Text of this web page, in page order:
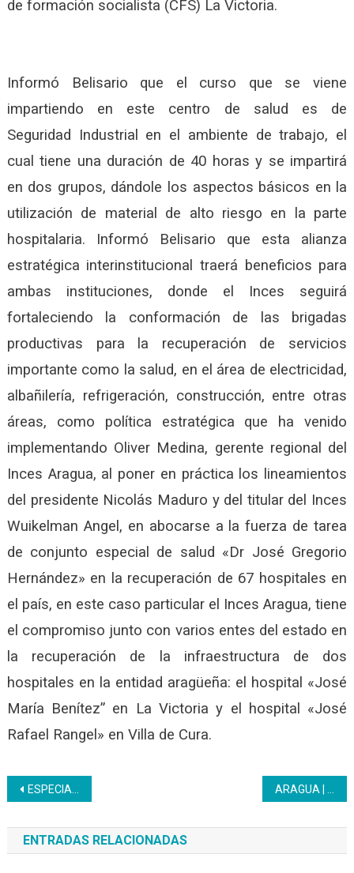
de formación socialista (CFS) La Victoria.
Informó Belisario que el curso que se viene
impartiendo en este centro de salud es de
Seguridad Industrial en el ambiente de trabajo, el
cual tiene una duración de 40 horas y se impartirá
en dos grupos, dándole los aspectos básicos en la
utilización de material de alto riesgo en la parte
hospitalaria. Informó Belisario que esta alianza
estratégica interinstitucional traerá beneficios para
ambas instituciones, donde el Inces seguirá
fortaleciendo la conformación de las brigadas
productivas para la recuperación de servicios
importante como la salud, en el área de electricidad,
albañilería, refrigeración, construcción, entre otras
áreas, como política estratégica que ha venido
implementando Oliver Medina, gerente regional del
Inces Aragua, al poner en práctica los lineamientos
del presidente Nicolás Maduro y del titular del Inces
Wuikelman Angel, en abocarse a la fuerza de tarea
de conjunto especial de salud «Dr José Gregorio
Hernández» en la recuperación de 67 hospitales en
el país, en este caso particular el Inces Aragua, tiene
el compromiso junto con varios entes del estado en
la recuperación de la infraestructura de dos
hospitales en la entidad aragüeña: el hospital «José
María Benítez” en La Victoria y el hospital «José
Rafael Rangel» en Villa de Cura.
Navegación
de
entradas
ESPECIAL | Artistas plásticos y curandera egresaran del Inces como bachilleres productivos
ENTRADAS RELACIONADAS